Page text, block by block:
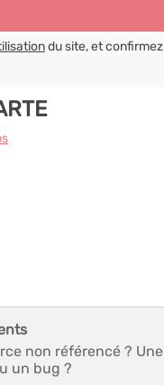
du site, et confirmez
non référencé ? Une
un bug ?